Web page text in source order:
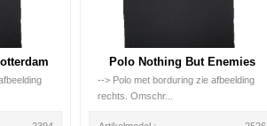
Polo Nothing But Enemies
--> Polo met borduring zie afbeelding
rechts. Omschr...